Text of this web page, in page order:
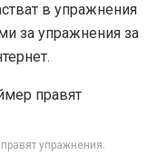
в упражнения
за упражнения за
упражнения.